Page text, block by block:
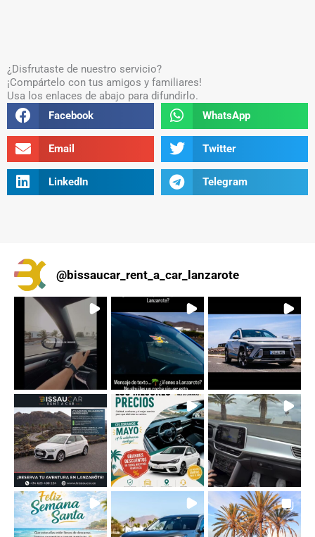
¿Disfrutaste de nuestro servicio?
¡Compártelo con tus amigos y familiares!
Usa los enlaces de abajo para difundirlo.
Share
on
Facebook
Share
on
WhatsApp
on
Email
Share
on
Twitter
Share
on
LinkedIn
Share
on
Telegram
@bissaucar_rent_a_car_lanzarote